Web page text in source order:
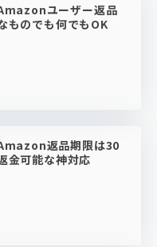
ユーザー返品
ものでも何でもOK
返品期限は30
金可能な神対応